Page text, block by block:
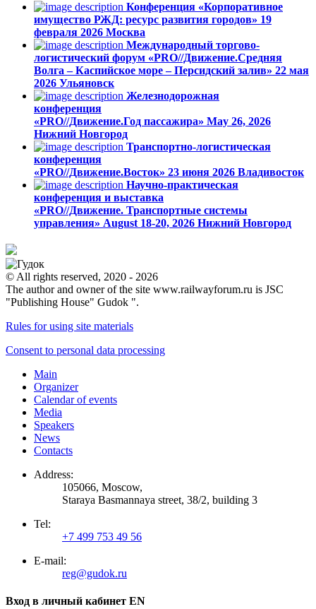
Конференция «Корпоративное
имущество РЖД: ресурс развития городов» 19
февраля 2026 Москва
Международный торгово-
логистический форум «PRO//Движение.Средняя
Волга – Каспийское море – Персидский залив» 22 мая
2026 Ульяновск
Железнодорожная
конференция
«PRO//Движение.Год пассажира» May 26, 2026
Нижний Новгород
Транспортно-логистическая
конференция
«PRO//Движение.Восток» 23 июня 2026 Владивосток
Научно-практическая
конференция и выставка
«PRO//Движение. Транспортные системы
управления» August 18-20, 2026 Нижний Новгород
© All rights reserved, 2020 - 2026
The author and owner of the site www.railwayforum.ru is JSC
"Publishing House" Gudok ".
Rules for using site materials
Consent to personal data processing
Main
Organizer
Calendar of events
Media
Speakers
News
Contacts
Address:
105066, Moscow,
Staraya Basmannaya street, 38/2, building 3
Tel:
+7 499 753 49 56
E-mail:
reg@gudok.ru
Вход в личный кабинет EN